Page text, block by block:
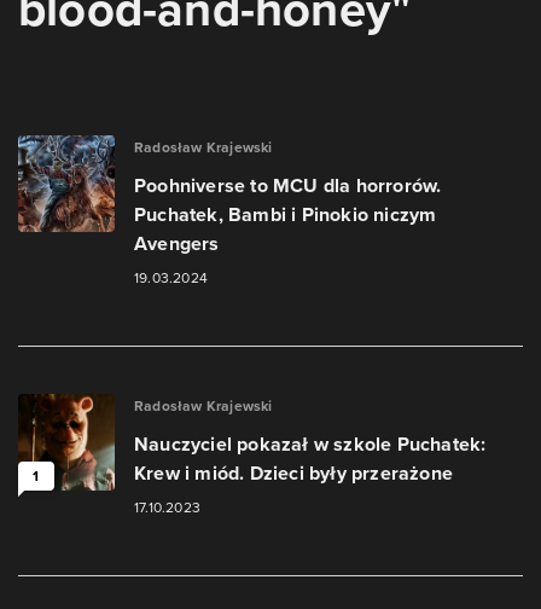
Radosław Krajewski
Poohniverse to MCU dla horrorów.
Puchatek, Bambi i Pinokio niczym
Avengers
19.03.2024
1
Radosław Krajewski
Nauczyciel pokazał w szkole Puchatek:
Krew i miód. Dzieci były przerażone
17.10.2023